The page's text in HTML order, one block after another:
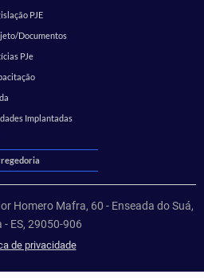
PJE
Documentos
PJe
Implantadas
Homero Mafra, 60 - Enseada do Suá,
- ES, 29050-906
de privacidade